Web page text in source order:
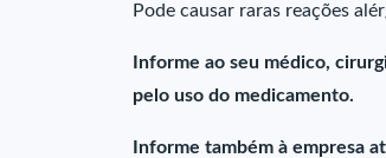
Pode causar raras reações
Informe ao seu médico,
pelo uso do medicamento.
Informe também à empresa